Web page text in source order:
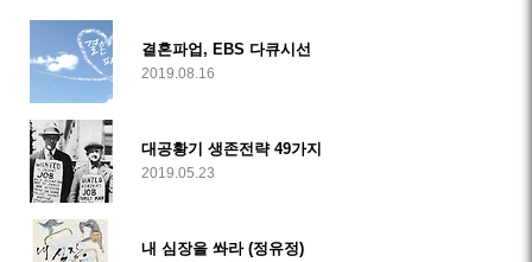
결혼파업, EBS 다큐시선
2019.08.16
대공황기 생존전략 49가지
2019.05.23
내 심장을 쏴라 (정유정)